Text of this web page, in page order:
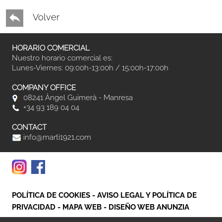
Volver
HORARIO COMERCIAL
Nuestro horario comercial es:
Lunes-Viernes: 09:00h-13:00h / 15:00h-17:00h
COMPANY OFFICE
08241 Àngel Guimerà - Manresa
+34 93 189 04 04
CONTACT
info@marti1921.com
POLÍTICA DE COOKIES - AVISO LEGAL Y POLÍTICA DE
PRIVACIDAD - MAPA WEB - DISEÑO WEB ANUNZIA